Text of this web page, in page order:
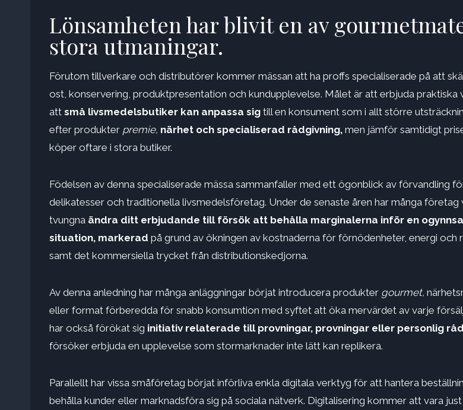
Lönsamheten har blivit en av
stora utmaningar.
Förutom tillverkare och distributörer kommer mässan att ha proffs specialiserade på att
ost, konservering, produktpresentation och kundupplevelse. Målet är att erbjuda praktiska
att små livsmedelsbutiker kan anpassa sig till en konsument som i allt större
efter produkter premie, närhet och specialiserad rådgivning, men jämför samtidigt
köper oftare i stora butiker.
Födelsen av denna specialiserade mässa sammanfaller med ett ögonblick av förvandling
delikatesser och traditionella livsmedelsföretag. Under de senaste åren har många företag
tvungna ändra ditt erbjudande till försök att behålla marginalerna inför en
situation, markerad på grund av ökningen av kostnaderna för förnödenheter, energi och
samt det kommersiella trycket från distributionskedjorna.
Av denna anledning har många anläggningar börjat introducera produkter gourmet,
eller format förberedda för snabb konsumtion med syftet att öka mervärdet av varje
har också förökat sig initiativ relaterade till provningar, provningar eller personlig
försöker erbjuda en upplevelse som stormarknader inte lätt kan replikera.
Parallellt har vissa småföretag börjat införliva enkla digitala verktyg för att hantera
behålla kunder eller marknadsföra sig på sociala nätverk. Digitalisering kommer att vara